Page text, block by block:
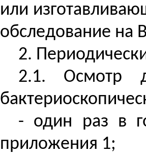
или
обследование на
2.
2.1. Осмотр
- один раз в
приложения 1;